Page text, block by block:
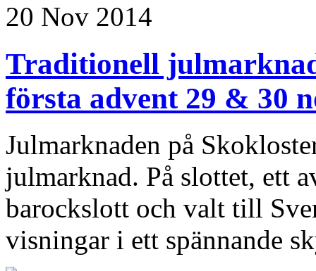
20 Nov 2014
Traditionell
första advent 29 & 30
Julmarknaden på
julmarknad. På slottet, ett
barockslott och valt till
visningar i ett spännande